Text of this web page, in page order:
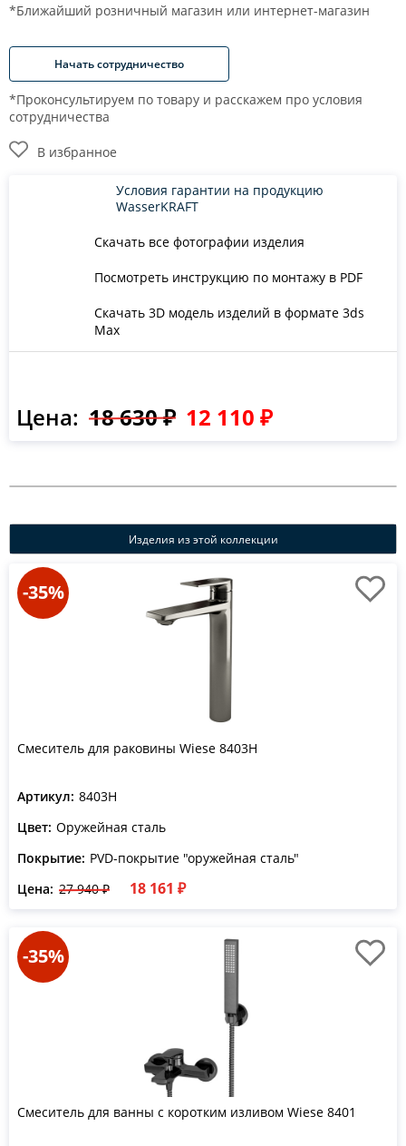
*Ближайший розничный магазин или интернет-магазин
Начать сотрудничество
*Проконсультируем по товару и расскажем про условия
сотрудничества
В избранное
Скачать все фотографии изделия
Посмотреть инструкцию по монтажу в PDF
Скачать 3D модель изделий в формате 3ds
Max
Условия гарантии на продукцию
WasserKRAFT
Цена: 18 630 ₽ 12 110 ₽
Изделия из этой коллекции
-35%
Смеситель для раковины Wiese 8403H
Артикул: 8403H
Цвет: Оружейная сталь
Покрытие: PVD-покрытие "оружейная сталь"
Цена: 27 940 ₽ 18 161 ₽
-35%
Смеситель для ванны с коротким изливом Wiese 8401